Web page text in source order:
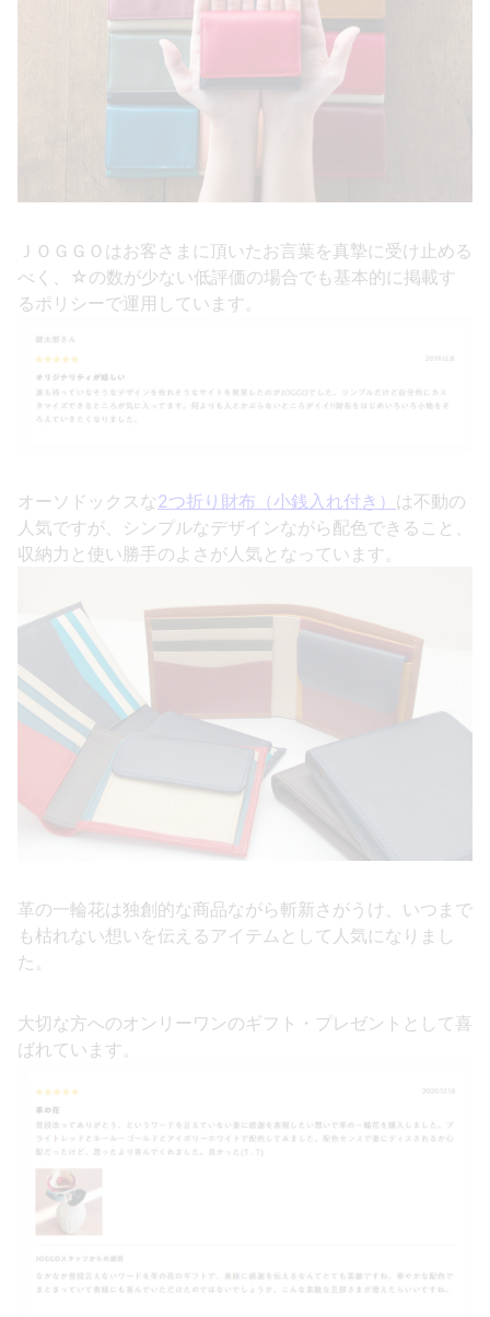
ＪＯＧＧＯはお客さまに頂いたお言葉を真摯に受け止める
べく、☆の数が少ない低評価の場合でも基本的に掲載す
るポリシーで運用しています。
オーソドックスな2つ折り財布（小銭入れ付き） は不動の
人気ですが、シンプルなデザインながら配色できること、
収納力と使い勝手のよさが人気となっています。
革の一輪花は独創的な商品ながら斬新さがうけ、いつまで
も枯れない想いを伝えるアイテムとして人気になりまし
た。
大切な方へのオンリーワンのギフト・プレゼントとして喜
ばれています。